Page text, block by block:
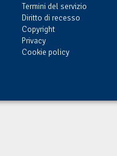
Termini del servizio
Diritto di recesso
Copyright
Privacy
Cookie policy